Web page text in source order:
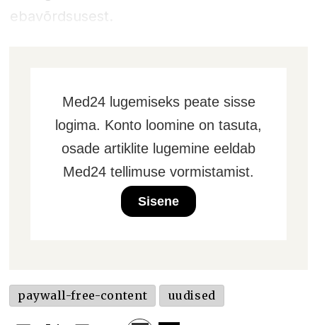
ebavõrdsusest.
Med24 lugemiseks peate sisse
logima. Konto loomine on tasuta,
osade artiklite lugemine eeldab
Med24 tellimuse vormistamist.
Sisene
paywall-free-content uudised